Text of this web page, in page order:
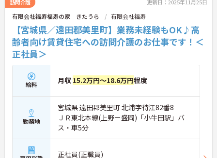
訪問介護 更新日：2025年11月25日
有限会社福寿福寿の家 きたうら 有限会社福寿
【宮城県／遠田郡美里町】業務未経験もOK♪高
齢者向け賃貸住宅への訪問介護のお仕事です！＜
正社員＞
給料 月収 15.2万円～18.6万円程度
勤務地
宮城県 遠田郡美里町 北浦字待江82番8
ＪＲ東北本線(上野－盛岡)「小牛田駅」バ
ス・車5分
正社員(正職員)